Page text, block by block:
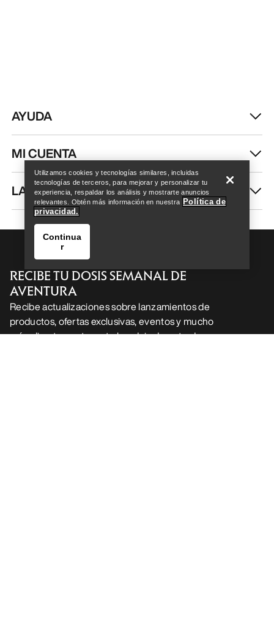
Help
AYUDA
MI CUENTA
LAVA Y REPARA
RECIBE TU DOSIS SEMANAL DE
AVENTURA
Recibe actualizaciones sobre lanzamientos de
productos, ofertas exclusivas, eventos y mucho
más, directamente en tu bandeja de entrada.
Utilizamos cookies y tecnologías similares, incluidas
tecnologías de terceros, para mejorar y personalizar tu
experiencia, respaldar los análisis y mostrarte anuncios
relevantes. Obtén más información en nuestra Política de
privacidad.
Continua
r